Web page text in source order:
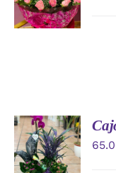
/
DETALLES
AÑADIR
AL
CARRITO
/